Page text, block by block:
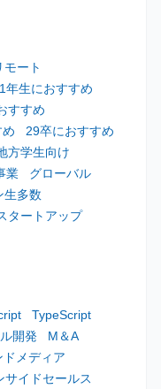
モート
年生におすすめ
すすめ
29卒におすすめ
方学生向け
業
グローバル
生多数
タートアップ
TypeScript
開発
M＆A
ドメディア
サイドセールス